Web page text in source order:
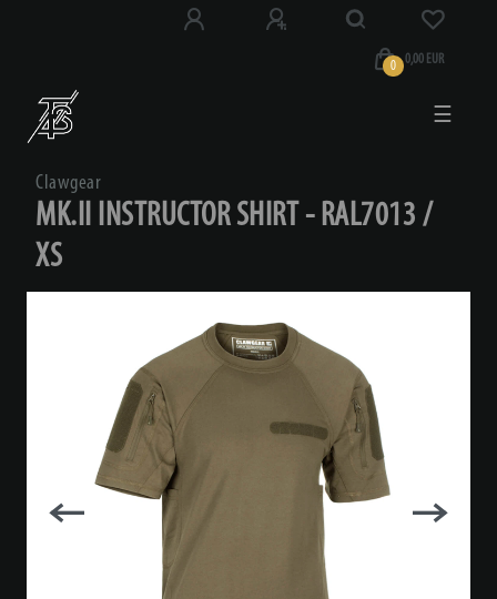
0 0,00 EUR
☰
Clawgear
MK.II INSTRUCTOR SHIRT - RAL7013 /
XS